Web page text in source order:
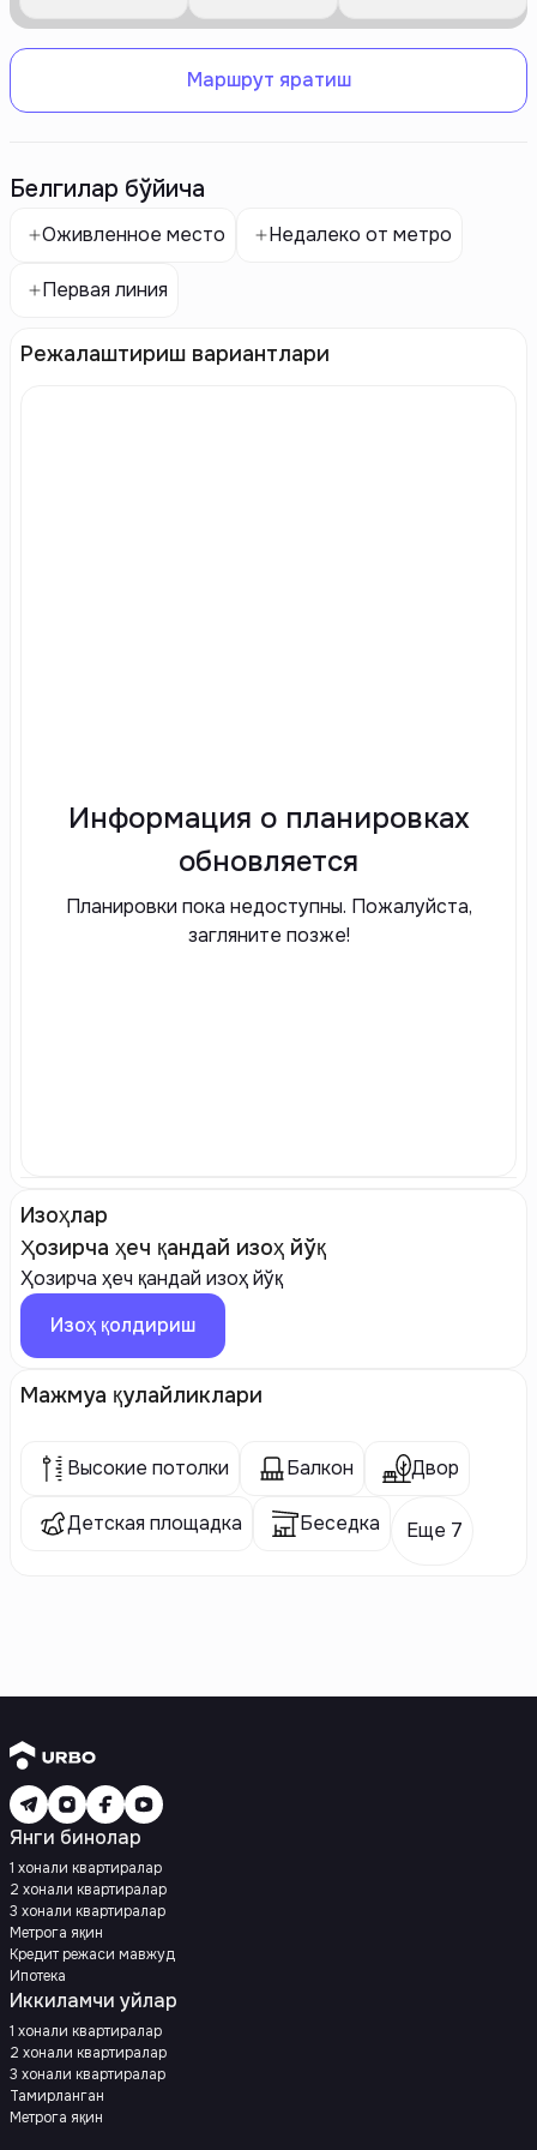
Маршрут яратиш
Белгилар бўйича
Оживленное место Недалеко от метро
Первая линия
Режалаштириш вариантлари
Информация о планировках
обновляется
Планировки пока недоступны. Пожалуйста,
загляните позже!
Изоҳлар
Ҳозирча ҳеч қандай изоҳ йўқ
Ҳозирча ҳеч қандай изоҳ йўқ
Изоҳ қолдириш
Мажмуа қулайликлари
Высокие потолки Балкон Двор
Детская площадка Беседка Еще 7
Янги бинолар
1 хонали квартиралар
2 хонали квартиралар
3 хонали квартиралар
Метрога яқин
Кредит режаси мавжуд
Ипотека
Иккиламчи уйлар
1 хонали квартиралар
2 хонали квартиралар
3 хонали квартиралар
Тамирланган
Метрога яқин